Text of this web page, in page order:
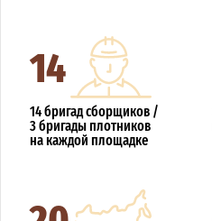
14
14 бригад сборщиков /
3 бригады плотников
на каждой площадке